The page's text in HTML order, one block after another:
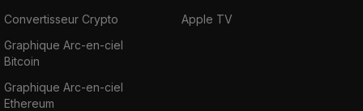
Convertisseur Crypto
Graphique Arc-en-ciel
Bitcoin
Graphique Arc-en-ciel
Ethereum
Apple TV